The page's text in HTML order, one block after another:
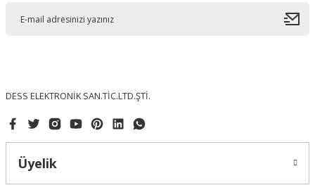
DESS ELEKTRONİK SAN.TİC.LTD.ŞTİ.
Üyelik